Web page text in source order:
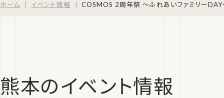
ホーム イベント情報 COSMOS 2周年祭 ～ふれあいファミリー
熊本のイベント情報